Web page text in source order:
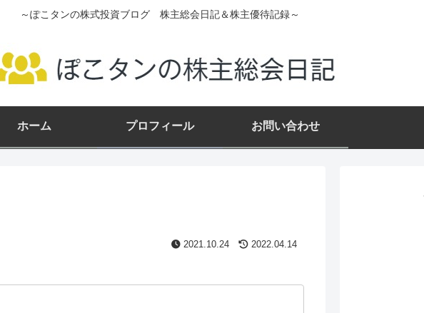
～ぽこタンの株式投資ブログ 株主総会日記＆株主優待記録～
ホーム プロフィール お問い合わせ
2021.10.24 2022.04.14